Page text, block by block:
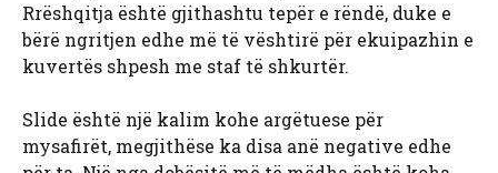
Rrëshqitja është gjithashtu tepër e rëndë, duke e
bërë ngritjen edhe më të vështirë për ekuipazhin e
kuvertës shpesh me staf të shkurtër.
Slide është një kalim kohe argëtuese për
mysafirët, megjithëse ka disa anë negative edhe